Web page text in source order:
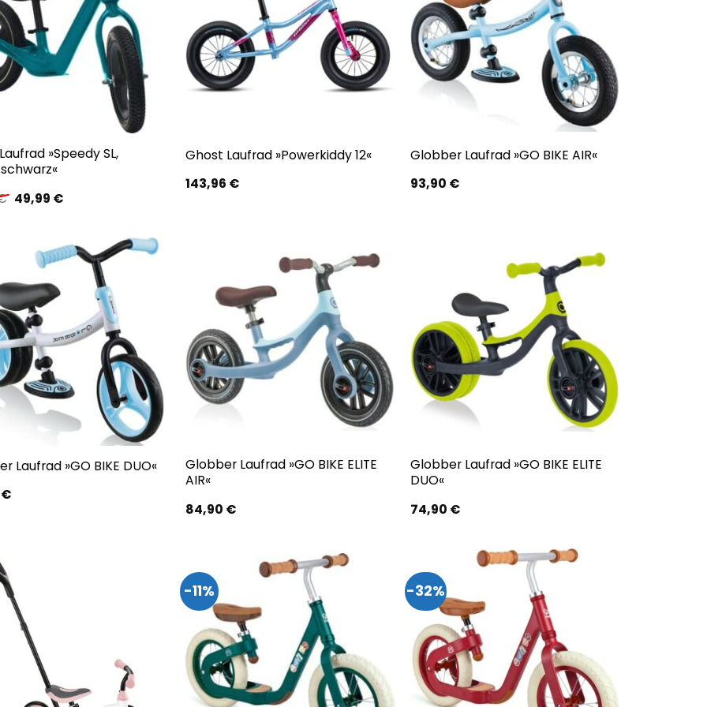
»Speedy SL,
Ursprünglicher
Preis
49,99 €Aktueller
Ghost Laufrad »Powerkiddy 12«
143,96 €
Globber Laufrad »GO BIKE AIR«
93,90 €
Laufrad »GO BIKE DUO«
€
Globber Laufrad »GO BIKE ELITE
AIR«
84,90 €
Globber Laufrad »GO BIKE ELITE
DUO«
74,90 €
-11% -32%